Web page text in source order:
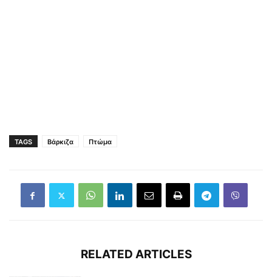
TAGS Βάρκιζα Πτώμα
RELATED ARTICLES